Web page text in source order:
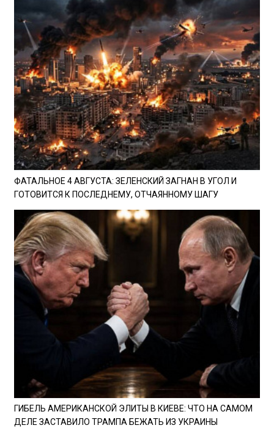
ФАТАЛЬНОЕ 4 АВГУСТА: ЗЕЛЕНСКИЙ ЗАГНАН В УГОЛ И
ГОТОВИТСЯ К ПОСЛЕДНЕМУ, ОТЧАЯННОМУ ШАГУ
ГИБЕЛЬ АМЕРИКАНСКОЙ ЭЛИТЫ В КИЕВЕ: ЧТО НА САМОМ
ДЕЛЕ ЗАСТАВИЛО ТРАМПА БЕЖАТЬ ИЗ УКРАИНЫ